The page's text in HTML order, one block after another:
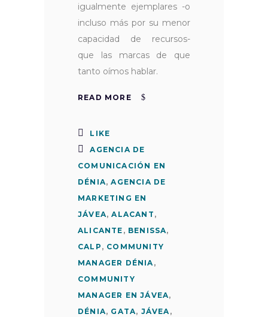
igualmente ejemplares -o
incluso más por su menor
capacidad de recursos-
que las marcas de que
tanto oímos hablar.
READ MORE
LIKE
AGENCIA DE
COMUNICACIÓN EN
DÉNIA,AGENCIA DE
MARKETING EN
JÁVEA,ALACANT ,
ALICANTE , BENISSA,
CALP , COMMUNITY
MANAGER DÉNIA ,
COMMUNITY
MANAGER EN JÁVEA,
DÉNIA, GATA, JÁVEA ,